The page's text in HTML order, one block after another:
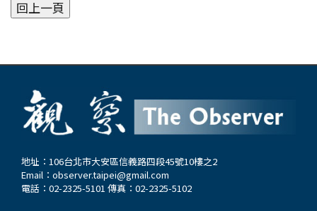
地址：106台北市大安區信義路四段45號10樓之2
Email： observer.taipei@gmail.com
電話：02-2325-5101 傳真：02-2325-5102